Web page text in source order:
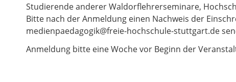
Studierende anderer Waldorflehrerseminare,
Bitte nach der Anmeldung einen Nachweis der
medienpaedagogik@freie-hochschule-stuttgart.de
Anmeldung bitte eine Woche vor Beginn der